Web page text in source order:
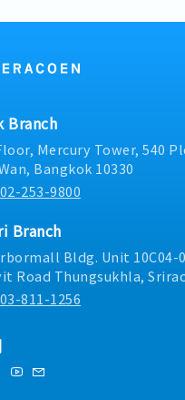
Branch
Mercury Tower, 540
Bangkok 10330
253-9800
Branch
Bldg. Unit 10C04-
Road Thungsukhla,
811-1256